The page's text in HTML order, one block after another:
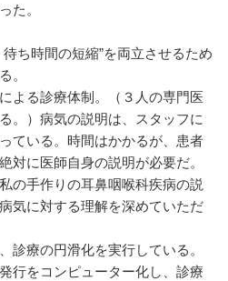
た。
ち時間の短縮”を両立させるため
。
よる診療体制。（３人の専門医
。）病気の説明は、スタッフに
ている。時間はかかるが、患者
対に医師自身の説明が必要だ。
の手作りの耳鼻咽喉科疾病の説
気に対する理解を深めていただ
療の円滑化を実行している。
行をコンピューター化し、診療